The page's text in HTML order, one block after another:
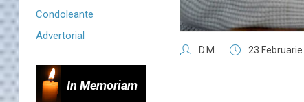
Condoleante
Advertorial
In Memoriam
D.M. 23